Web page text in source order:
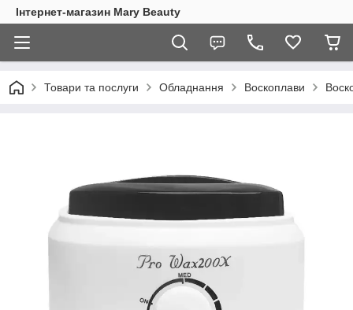
Інтернет-магазин Mary Beauty
Товари та послуги Обладнання Воскоплави